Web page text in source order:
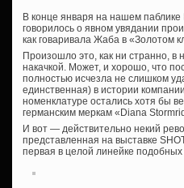
В конце января на нашем паблике
говорилось о явном увядании
как говаривала Жаба в «Золотом
Произошло это, как ни странно, в
накачкой. Может, и хорошо, что
полностью исчезла не слишком
единственная) в истории
номенклатуре остались хотя бы
германским меркам «Diana
И вот — действительно некий
представленная на выставке
первая в целой линейке